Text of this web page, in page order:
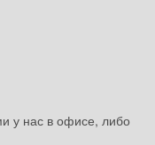
у нас в офисе, либо